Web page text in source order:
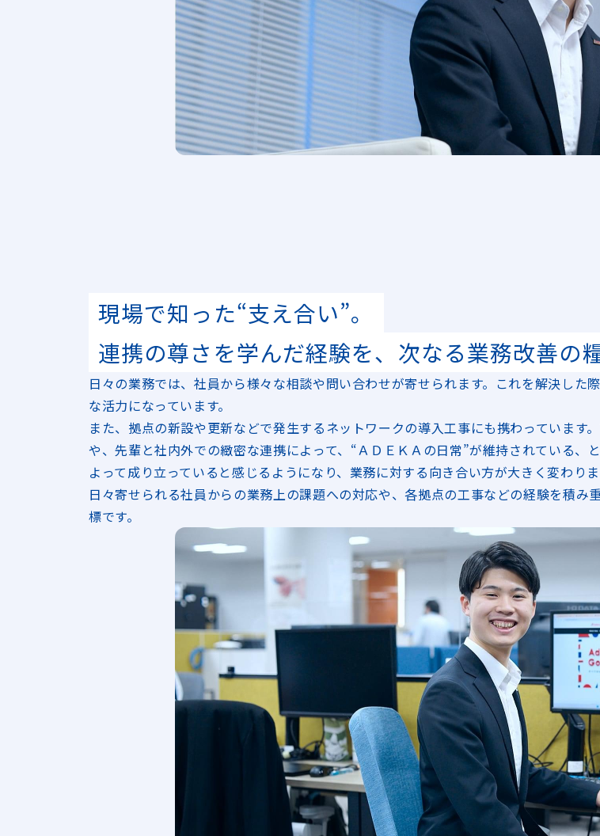
現場で知った“支え合い”。
連携の尊さを学んだ経験を、次なる業務改善の
日々の業務では、社員から様々な相談や問い合わせが寄せられます。これを解決した
な活力になっています。
また、拠点の新設や更新などで発生するネットワークの導入工事にも携わっていま
や、先輩と社内外での緻密な連携によって、“ＡＤＥＫＡの日常”が維持されている、
よって成り立っていると感じるようになり、業務に対する向き合い方が大きく変わりま
日々寄せられる社員からの業務上の課題への対応や、各拠点の工事などの経験を積
標です。